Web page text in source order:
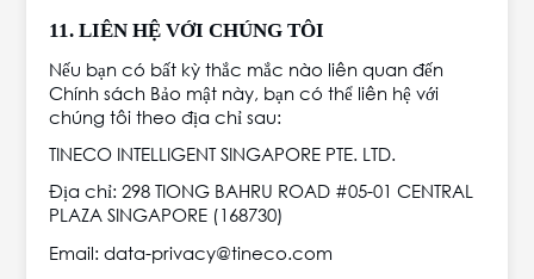
11. LIÊN HỆ VỚI CHÚNG TÔI
Nếu bạn có bất kỳ thắc mắc nào liên quan đến
Chính sách Bảo mật này, bạn có thể liên hệ với
chúng tôi theo địa chỉ sau:
TINECO INTELLIGENT SINGAPORE PTE. LTD.
Địa chỉ: 298 TIONG BAHRU ROAD #05-01 CENTRAL
PLAZA SINGAPORE (168730)
Email: data-privacy@tineco.com